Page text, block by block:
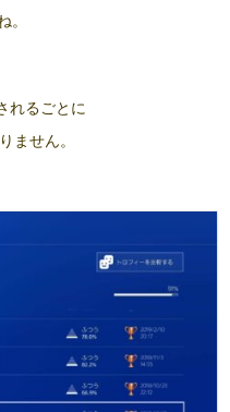
。
れるごとに
ません。